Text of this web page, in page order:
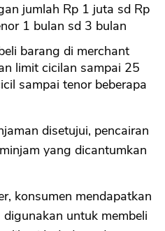
jumlah Rp 1 juta sd Rp
1 bulan sd 3 bulan
barang di merchant
limit cicilan sampai 25
sampai tenor beberapa
disetujui, pencairan
yang dicantumkan
konsumen mendapatkan
untuk membeli